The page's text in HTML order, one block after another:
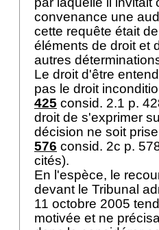
convenance une
cette requête était
éléments de droit et
autres
Le droit d'être
pas le droit
425 consid. 2.1 p.
droit de s'exprimer
décision ne soit
576 consid. 2c p.
cités).
En l'espèce, le
devant le Tribunal
11 octobre 2005
motivée et ne